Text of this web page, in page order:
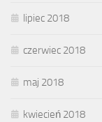
lipiec 2018
czerwiec 2018
maj 2018
kwiecień 2018